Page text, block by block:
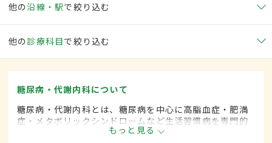
他の沿線・駅で絞り込む
他の 診療科目で絞り込む
糖尿病・代謝内科について
糖尿病・代謝内科とは、糖尿病を中心に高脂血症・肥満
症・メタボリックシンドロームなど生活習慣病を専門的
に取り扱う内科の一領域です。平成20年4月の制度改正
もっと見る